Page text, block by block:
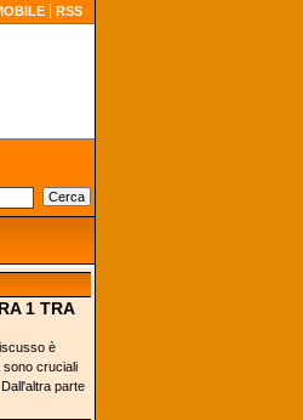
RSS
1 TRA
è
sono cruciali
parte